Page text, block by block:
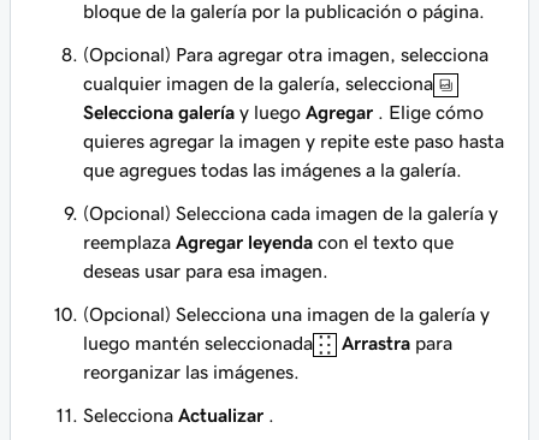
bloque de la galería por la publicación o página.
(Opcional) Para agregar otra imagen, selecciona
cualquier imagen de la galería, selecciona
Selecciona galería y luego Agregar . Elige cómo
quieres agregar la imagen y repite este paso hasta
que agregues todas las imágenes a la galería.
(Opcional) Selecciona cada imagen de la galería y
reemplaza Agregar leyenda con el texto que
deseas usar para esa imagen.
(Opcional) Selecciona una imagen de la galería y
luego mantén seleccionada
Arrastra para
reorganizar las imágenes.
Selecciona Actualizar .